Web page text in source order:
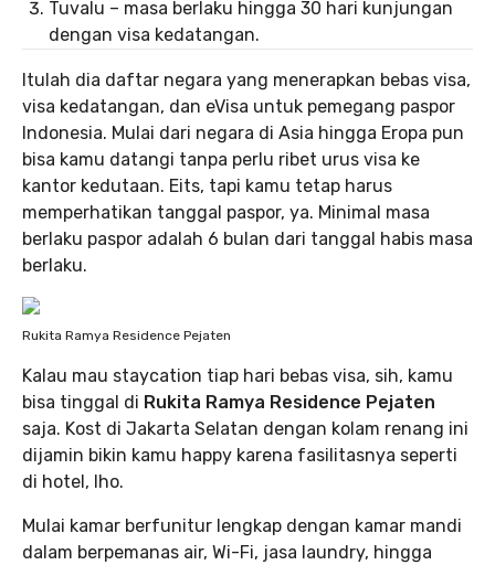
Tuvalu – masa berlaku hingga 30 hari kunjungan
dengan visa kedatangan.
Itulah dia daftar negara yang menerapkan bebas visa,
visa kedatangan, dan eVisa untuk pemegang paspor
Indonesia. Mulai dari negara di Asia hingga Eropa pun
bisa kamu datangi tanpa perlu ribet urus visa ke
kantor kedutaan. Eits, tapi kamu tetap harus
memperhatikan tanggal paspor, ya. Minimal masa
berlaku paspor adalah 6 bulan dari tanggal habis masa
berlaku.
Rukita Ramya Residence Pejaten
Kalau mau staycation tiap hari bebas visa, sih, kamu
bisa tinggal di Rukita Ramya Residence Pejaten
saja. Kost di Jakarta Selatan dengan kolam renang ini
dijamin bikin kamu happy karena fasilitasnya seperti
di hotel, lho.
Mulai kamar berfunitur lengkap dengan kamar mandi
dalam berpemanas air, Wi-Fi, jasa laundry, hingga